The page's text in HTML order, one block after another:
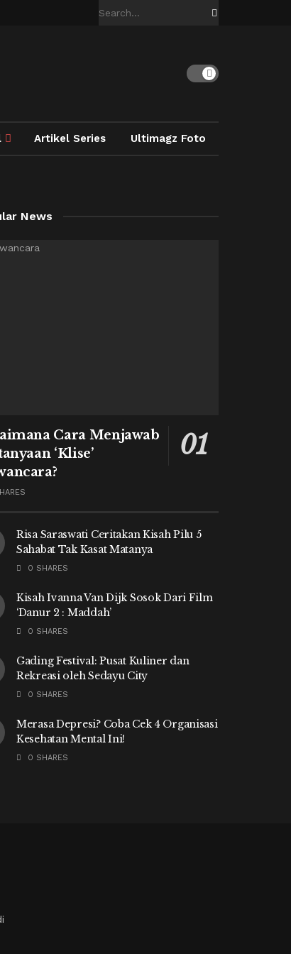
Artikel Series Ultimagz Foto
News
Cara Menjawab
‘Klise’
Risa Saraswati Ceritakan Kisah Pilu 5
Sahabat Tak Kasat Matanya
0 SHARES
Kisah Ivanna Van Dijk Sosok Dari Film
‘Danur 2 : Maddah’
0 SHARES
Gading Festival: Pusat Kuliner dan
Rekreasi oleh Sedayu City
0 SHARES
Merasa Depresi? Coba Cek 4 Organisasi
Kesehatan Mental Ini!
0 SHARES